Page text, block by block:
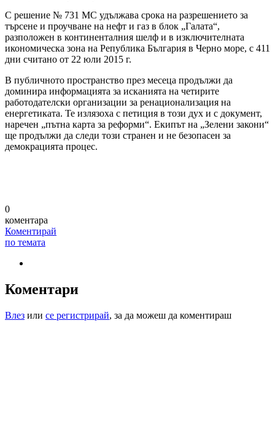
С решение № 731 МС удължава срока на разрешението за
търсене и проучване на нефт и газ в блок „Галата“,
разположен в континенталния шелф и в изключителната
икономическа зона на Република България в Черно море, с 411
дни считано от 22 юли 2015 г.
В публичното пространство през месеца продължи да
доминира информацията за исканията на четирите
работодателски организации за ренационализация на
енергетиката. Те излязоха с петиция в този дух и с документ,
наречен „пътна карта за реформи“. Екипът на „Зелени закони“
ще продължи да следи този странен и не безопасен за
демокрацията процес.
0
коментара
Коментирай
по темата
Коментари
Влез или се регистрирай, за да можеш да коментираш